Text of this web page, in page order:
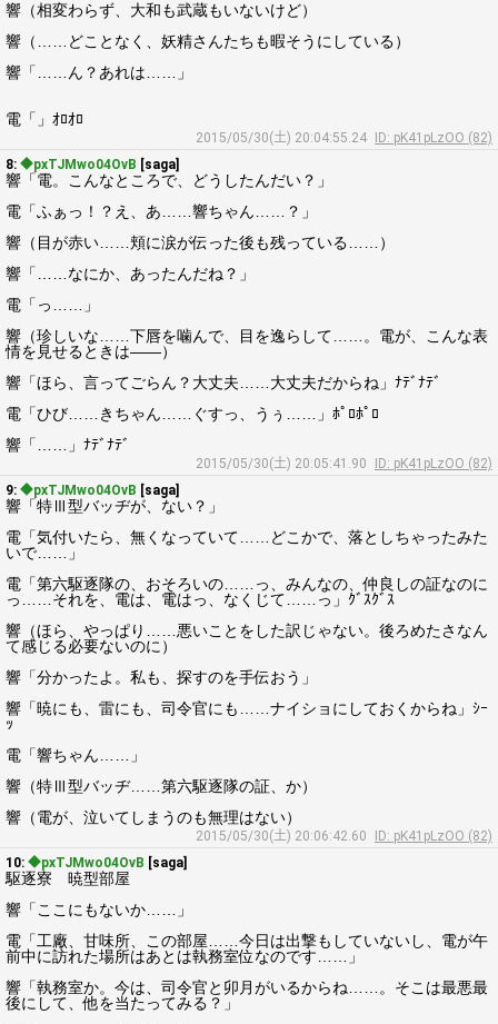
響（相変わらず、大和も武蔵もいないけど）
響（……どことなく、妖精さんたちも暇そうにしている）
響「……ん？あれは……」
電「」ｵﾛｵﾛ
2015/05/30(土) 20:04:55.24
ID: pK41pLzOO (82)
8: ◆pxTJMwo04OvB [saga]
響「電。こんなところで、どうしたんだい？」
電「ふぁっ！？え、あ……響ちゃん……？」
響（目が赤い……頬に涙が伝った後も残っている……）
響「……なにか、あったんだね？」
電「っ……」
響（珍しいな……下唇を噛んで、目を逸らして……。電が、こんな表
情を見せるときは――）
響「ほら、言ってごらん？大丈夫……大丈夫だからね」ﾅﾃﾞﾅﾃﾞ
電「ひび……きちゃん……ぐすっ、うぅ……」ﾎﾟﾛﾎﾟﾛ
響「……」ﾅﾃﾞﾅﾃﾞ
2015/05/30(土) 20:05:41.90
ID: pK41pLzOO (82)
9: ◆pxTJMwo04OvB [saga]
響「特Ⅲ型バッヂが、ない？」
電「気付いたら、無くなっていて……どこかで、落としちゃったみた
いで……」
電「第六駆逐隊の、おそろいの……っ、みんなの、仲良しの証なのに
っ……それを、電は、電はっ、なくじて……っ」ｸﾞｽｸﾞｽ
響（ほら、やっぱり……悪いことをした訳じゃない。後ろめたさなん
て感じる必要ないのに）
響「分かったよ。私も、探すのを手伝おう」
響「暁にも、雷にも、司令官にも……ナイショにしておくからね」ｼｰ
ｯ
電「響ちゃん……」
響（特Ⅲ型バッヂ……第六駆逐隊の証、か）
響（電が、泣いてしまうのも無理はない）
2015/05/30(土) 20:06:42.60
ID: pK41pLzOO (82)
10: ◆pxTJMwo04OvB [saga]
駆逐寮 暁型部屋
響「ここにもないか……」
電「工廠、甘味所、この部屋……今日は出撃もしていないし、電が午
前中に訪れた場所はあとは執務室位なのです……」
響「執務室か。今は、司令官と卯月がいるからね……。そこは最悪最
後にして、他を当たってみる？」